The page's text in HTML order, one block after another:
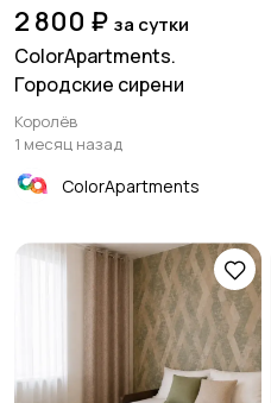
2 800 ₽ за сутки
ColorApartments.
Городские сирени
Королёв
1 месяц назад
ColorApartments